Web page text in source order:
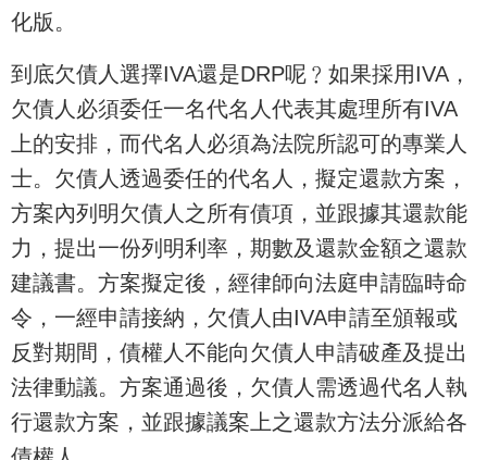
化版。
到底欠債人選擇IVA還是DRP呢﹖如果採用IVA，
欠債人必須委任一名代名人代表其處理所有IVA
上的安排，而代名人必須為法院所認可的專業人
士。欠債人透過委任的代名人，擬定還款方案，
方案內列明欠債人之所有債項，並跟據其還款能
力，提出一份列明利率，期數及還款金額之還款
建議書。方案擬定後，經律師向法庭申請臨時命
令，一經申請接納，欠債人由IVA申請至頒報或
反對期間，債權人不能向欠債人申請破產及提出
法律動議。方案通過後，欠債人需透過代名人執
行還款方案，並跟據議案上之還款方法分派給各